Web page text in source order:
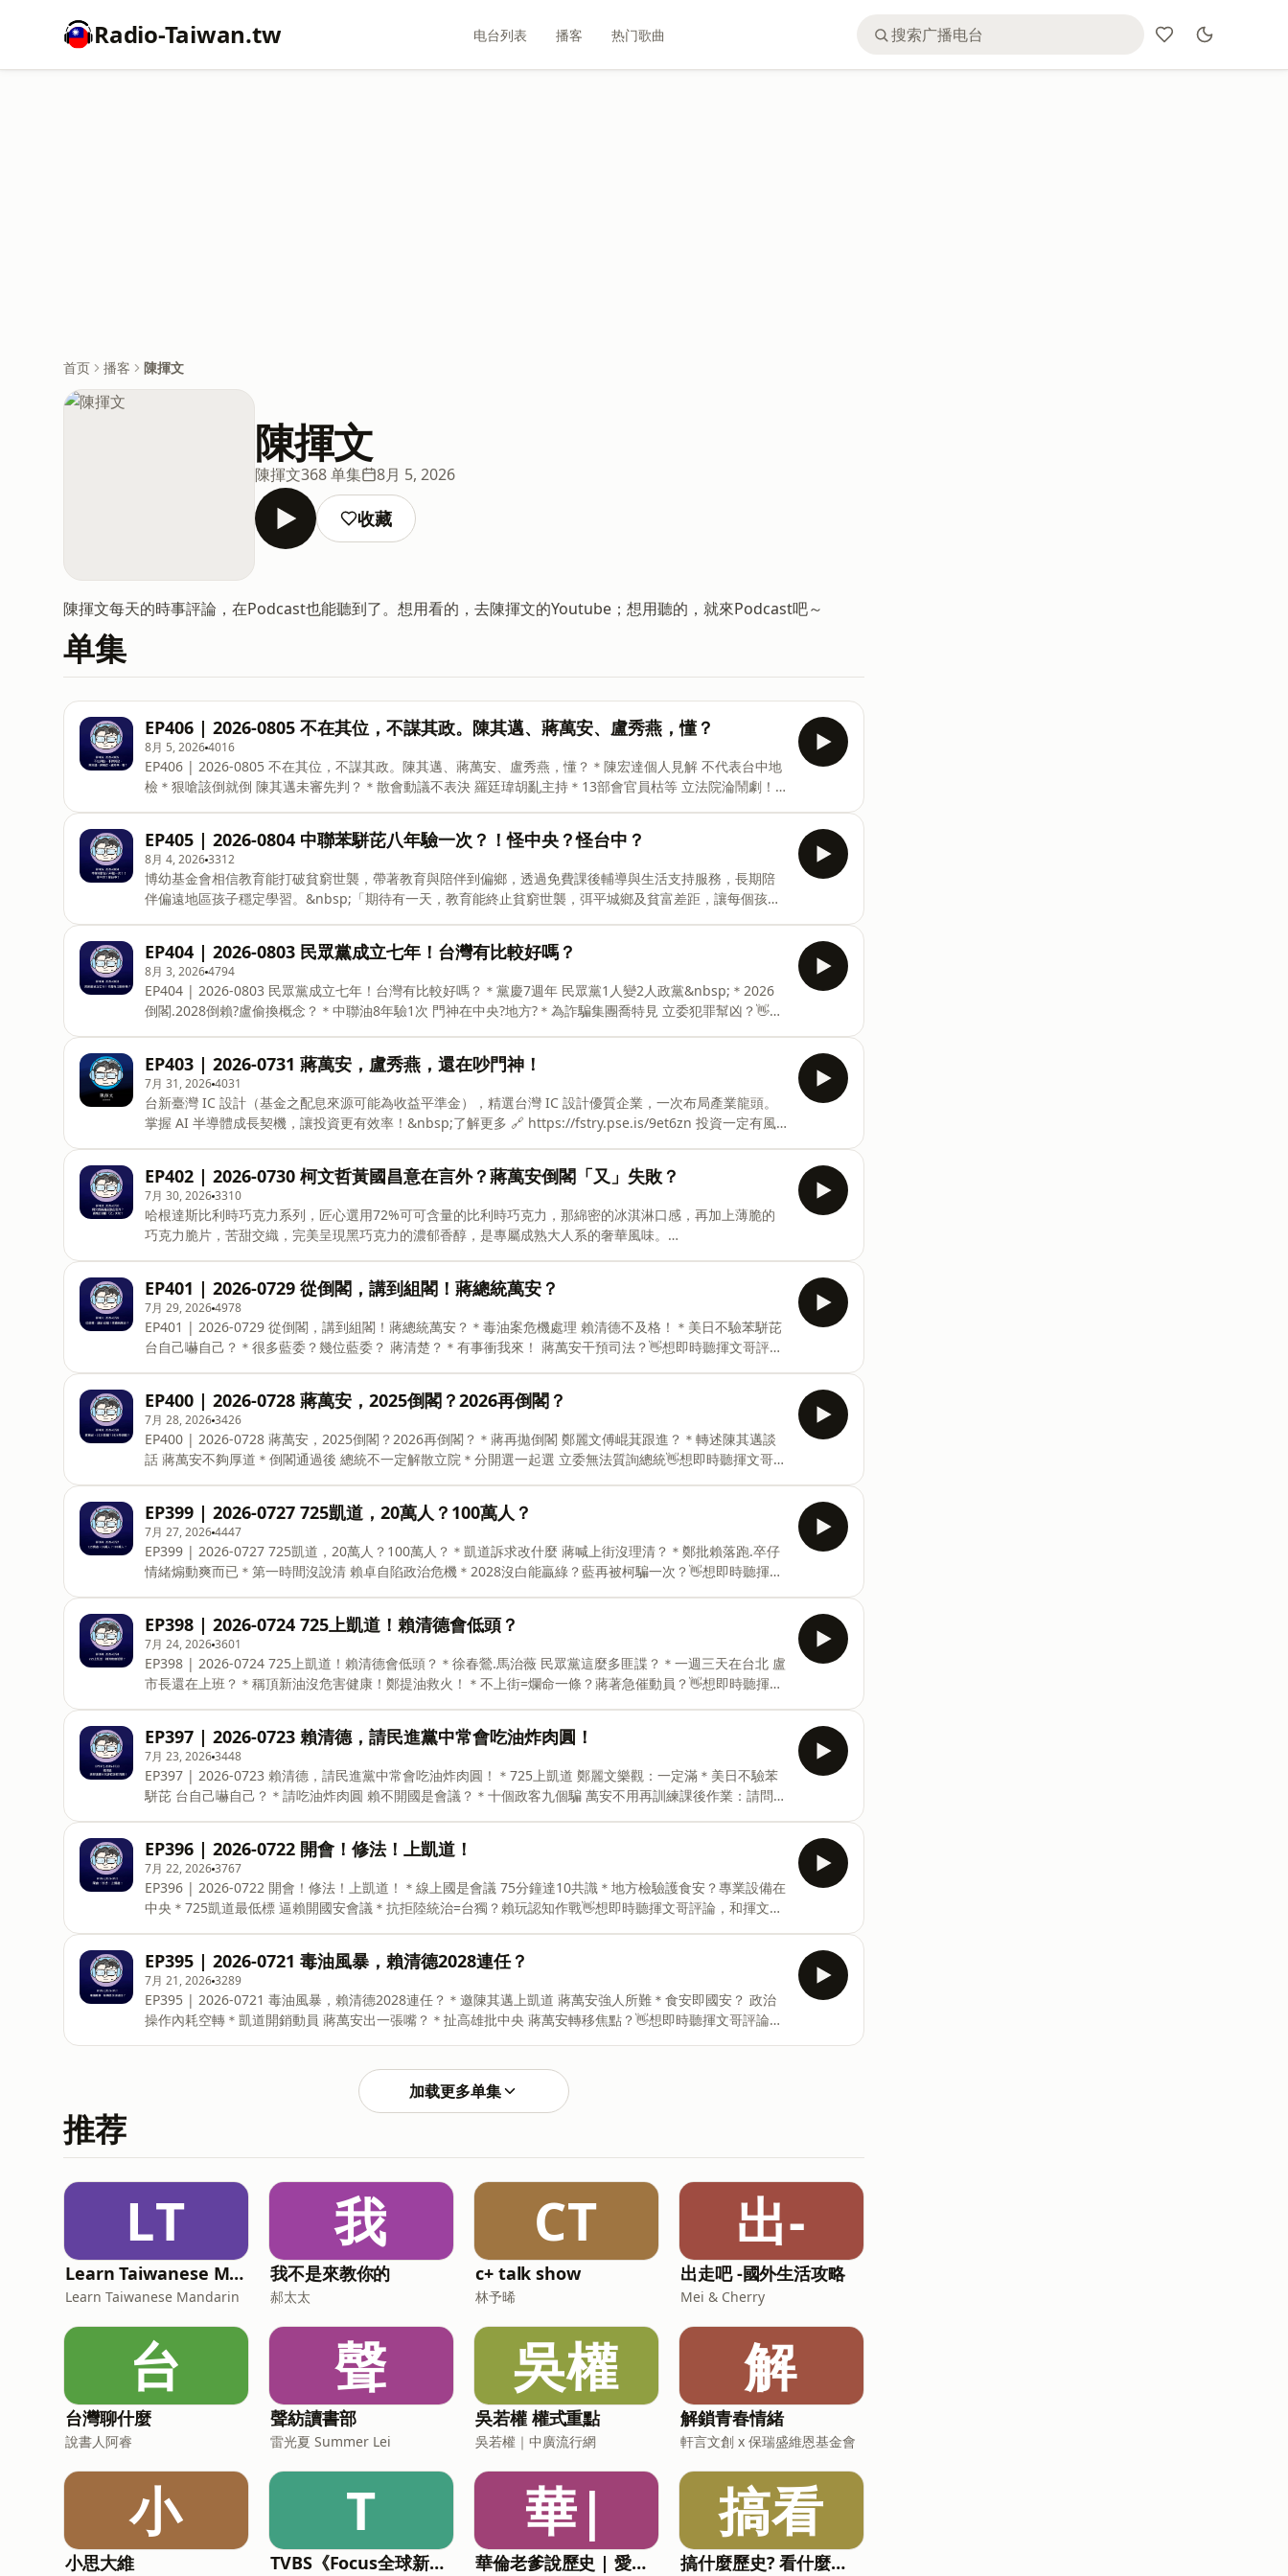
Radio-Taiwan.tw 电台列表 播客 热门歌曲
首页 播客 陳揮文
陳揮文
陳揮文368 单集 8月 5, 2026
收藏
陳揮文每天的時事評論，在Podcast也能聽到了。想用看的，去陳揮文的Youtube；想用聽的，就來Podcast吧～
单集
EP406 | 2026-0805 不在其位，不謀其政。陳其邁、蔣萬安、盧秀燕，懂？
8月 5, 20264016
EP406 | 2026-0805 不在其位，不謀其政。陳其邁、蔣萬安、盧秀燕，懂？＊陳宏達個人見解 不代表台中地
檢＊狠嗆該倒就倒 陳其邁未審先判？＊散會動議不表決 羅廷瑋胡亂主持＊13部會官員枯等 立法院淪鬧劇！
多訊息&nbsp;請看陳揮文臉書👉https://reurl.cc/E2a1k0以及陳揮文IG👉https://bit.ly/3XaJT6b🎵片頭音
樂：Walk Around by Roa Music | https://soundcloud.com/roa_music1031🎵片尾音樂：Sea and Sun
by Surf House Productions | https://surf-house-productions.bandcamp.com留言告
EP405 | 2026-0804 中聯苯駢芘八年驗一次？！怪中央？怪台中？
8月 4, 20263312
博幼基金會相信教育能打破貧窮世襲，帶著教育與陪伴到偏鄉，透過免費課後輔導與生活支持服務，長期陪
伴偏遠地區孩子穩定學習。&nbsp;「期待有一天，教育能終止貧窮世襲，弭平城鄉及貧富差距，讓每個孩子
油中央無傷？＊中聯8年查1次 中央.地方誰門神？＊從美歸國受訪 沈談毒油仍伯洋體＊藍議題各吹各調 抓了
就打得分了？👋想即時聽揮文哥評論，和揮文哥互動，請來陳揮文youtube直播收看👉
https://bit.ly/2Z027Hz👋想了解更多訊息&nbsp;請看陳揮文臉書👉https://reurl.cc/E2a
EP404 | 2026-0803 民眾黨成立七年！台灣有比較好嗎？
8月 3, 20264794
EP404 | 2026-0803 民眾黨成立七年！台灣有比較好嗎？＊黨慶7週年 民眾黨1人變2人政黨&nbsp;＊2026
倒閣.2028倒賴?盧偷換概念？＊中聯油8年驗1次 門神在中央?地方?＊為詐騙集團喬特見 立委犯罪幫凶？👋想
息&nbsp;請看陳揮文臉書👉https://reurl.cc/E2a1k0以及陳揮文IG👉https://bit.ly/3XaJT6b🎵片頭音樂：
Walk Around by Roa Music | https://soundcloud.com/roa_music1031🎵片尾音樂：Sea and Sun by
Surf House Productions | https://surf-house-productions.bandcamp
EP403 | 2026-0731 蔣萬安，盧秀燕，還在吵門神！
7月 31, 20264031
台新臺灣 IC 設計（基金之配息來源可能為收益平準金），精選台灣 IC 設計優質企業，一次布局產業龍頭。
掌握 AI 半導體成長契機，讓投資更有效率！&nbsp;了解更多 🔗 https://fstry.pse.is/9et6zn 投資一定有風
次布局產業龍頭。掌握 AI 半導體成長契機，讓投資更有效率！&nbsp;了解更多 🔗
https://fstry.pse.is/9et76p 投資一定有風險，基金投資有賺有賠，申購前應詳閱公開說明書。台新投信行銷
資訊 —— 以上為 KKBOX 與 Firstory Podcast 廣告 —— EP403 | 2026
EP402 | 2026-0730 柯文哲黃國昌意在言外？蔣萬安倒閣「又」失敗？
7月 30, 20263310
哈根達斯比利時巧克力系列，匠心選用72%可可含量的比利時巧克力，那綿密的冰淇淋口感，再加上薄脆的
巧克力脆片，苦甜交織，完美呈現黑巧克力的濃郁香醇，是專屬成熟大人系的奢華風味。
黃國昌意在言外？蔣萬安倒閣「又」失敗？＊柯:重點在倒賴 蔣倒閣三天玩完？＊視主席立委如無物?蔣會尊
重你我？＊花檢辦地震善款！理想大地何時查？＊朝野協商飆髒話 傅崐萁霸氣外露！👋想即時聽揮文哥評
論，和揮文哥互動，請來陳揮文youtube直播收看👉https://bit.ly/2Z027Hz👋想了解更多訊息&nbsp;請看陳
揮文臉書👉https://reurl.cc/E2a1k0以及陳揮文IG👉https://bit.ly/3XaJT6b🎵片頭音
EP401 | 2026-0729 從倒閣，講到組閣！蔣總統萬安？
7月 29, 20264978
EP401 | 2026-0729 從倒閣，講到組閣！蔣總統萬安？＊毒油案危機處理 賴清德不及格！＊美日不驗苯駢芘
台自己嚇自己？＊很多藍委？幾位藍委？ 蔣清楚？＊有事衝我來！ 蔣萬安干預司法？👋想即時聽揮文哥評
揮文臉書👉https://reurl.cc/E2a1k0以及陳揮文IG👉https://bit.ly/3XaJT6b🎵片頭音樂：Walk Around by
Roa Music | https://soundcloud.com/roa_music1031🎵片尾音樂：Sea and Sun by Surf House
Productions | https://surf-house-productions.bandcamp.com2026-0729直播意見
EP400 | 2026-0728 蔣萬安，2025倒閣？2026再倒閣？
7月 28, 20263426
EP400 | 2026-0728 蔣萬安，2025倒閣？2026再倒閣？＊蔣再拋倒閣 鄭麗文傅崐萁跟進？＊轉述陳其邁談
話 蔣萬安不夠厚道＊倒閣通過後 總統不一定解散立院＊分開選一起選 立委無法質詢總統👋想即時聽揮文哥評
揮文臉書👉https://reurl.cc/E2a1k0以及陳揮文IG👉https://bit.ly/3XaJT6b🎵片頭音樂：Walk Around by
Roa Music | https://soundcloud.com/roa_music1031🎵片尾音樂：Sea and Sun by Surf House
Productions | https://surf-house-productions.bandcamp.com2026-0728
EP399 | 2026-0727 725凱道，20萬人？100萬人？
7月 27, 20264447
EP399 | 2026-0727 725凱道，20萬人？100萬人？＊凱道訴求改什麼 蔣喊上街沒理清？＊鄭批賴落跑.卒仔
情緒煽動爽而已＊第一時間沒說清 賴卓自陷政治危機＊2028沒白能贏綠？藍再被柯騙一次？👋想即時聽揮文
看陳揮文臉書👉https://reurl.cc/E2a1k0以及陳揮文IG👉https://bit.ly/3XaJT6b🎵片頭音樂：Walk Around
by Roa Music | https://soundcloud.com/roa_music1031🎵片尾音樂：Sea and Sun by Surf House
Productions | https://surf-house-productions.bandcamp.com2026-
EP398 | 2026-0724 725上凱道！賴清德會低頭？
7月 24, 20263601
EP398 | 2026-0724 725上凱道！賴清德會低頭？＊徐春鶯.馬治薇 民眾黨這麼多匪諜？＊一週三天在台北 盧
市長還在上班？＊稱頂新油沒危害健康！鄭提油救火！＊不上街=爛命一條？蔣著急催動員？👋想即時聽揮文
看陳揮文臉書👉https://reurl.cc/E2a1k0以及陳揮文IG👉https://bit.ly/3XaJT6b🎵片頭音樂：Walk Around
by Roa Music | https://soundcloud.com/roa_music1031🎵片尾音樂：Sea and Sun by Surf House
Productions | https://surf-house-productions.bandcamp.com2026-0724
EP397 | 2026-0723 賴清德，請民進黨中常會吃油炸肉圓！
7月 23, 20263448
EP397 | 2026-0723 賴清德，請民進黨中常會吃油炸肉圓！＊725上凱道 鄭麗文樂觀：一定滿＊美日不驗苯
駢芘 台自己嚇自己？＊請吃油炸肉圓 賴不開國是會議？＊十個政客九個騙 萬安不用再訓練課後作業：請問你
看👉https://bit.ly/2Z027Hz👋想了解更多訊息&nbsp;請看陳揮文臉書👉https://reurl.cc/E2a1k0以及陳揮
文IG👉https://bit.ly/3XaJT6b🎵片頭音樂：Walk Around by Roa Music |
https://soundcloud.com/roa_music1031🎵片尾音樂：Sea and Sun by Surf House Productions
|https://surf-house-production
EP396 | 2026-0722 開會！修法！上凱道！
7月 22, 20263767
EP396 | 2026-0722 開會！修法！上凱道！＊線上國是會議 75分鐘達10共識＊地方檢驗護食安？專業設備在
中央＊725凱道最低標 逼賴開國安會議＊抗拒陸統治=台獨？賴玩認知作戰👋想即時聽揮文哥評論，和揮文哥
https://reurl.cc/E2a1k0以及陳揮文IG👉https://bit.ly/3XaJT6b🎵片頭音樂：Walk Around by Roa Music |
https://soundcloud.com/roa_music1031🎵片尾音樂：Sea and Sun by Surf House Productions |
https://surf-house-productions.bandcamp.com留言告訴我你對這一集的想法： h
EP395 | 2026-0721 毒油風暴，賴清德2028連任？
7月 21, 20263289
EP395 | 2026-0721 毒油風暴，賴清德2028連任？＊邀陳其邁上凱道 蔣萬安強人所難＊食安即國安？ 政治
操作內耗空轉＊凱道開銷動員 蔣萬安出一張嘴？＊扯高雄批中央 蔣萬安轉移焦點？👋想即時聽揮文哥評論，
Music | https://soundcloud.com/roa_music1031🎵片尾音樂：Sea and Sun by Surf House
Productions | https://surf-house-productions.bandcamp.com2026-0717 直播意
加载更多单集
推荐
LT
Learn Taiwanese Mandarin
Learn Taiwanese Mandarin
我
我不是來教你的
郝太太
CT
c+ talk show
林予晞
出-
出走吧 -國外生活攻略
Mei & Cherry
台
台灣聊什麼
說書人阿睿
聲
聲紡讀書部
雷光夏 Summer Lei
吳權
吳若權 權式重點
吳若權｜中廣流行網
解
解鎖青春情緒
軒言文創 x 保瑞盛維恩基金會
小
小思大維
T
TVBS《Focus全球新聞》
華|
華倫老爹說歷史 | 愛故事
搞看
搞什麼歷史? 看什麼電影!